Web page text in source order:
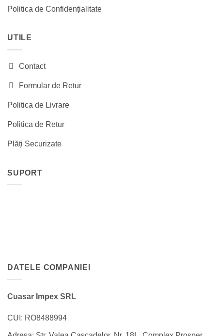
Politica de Confidențialitate
UTILE
Contact
Formular de Retur
Politica de Livrare
Politica de Retur
Plăți Securizate
SUPORT
DATELE COMPANIEI
Cuasar Impex SRL
CUI: RO8488994